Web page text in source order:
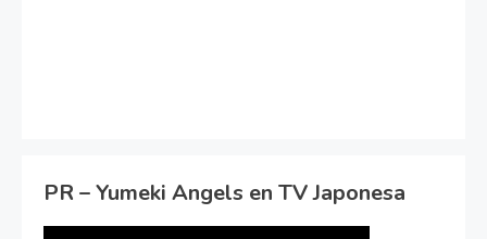
PR – Yumeki Angels en TV Japonesa